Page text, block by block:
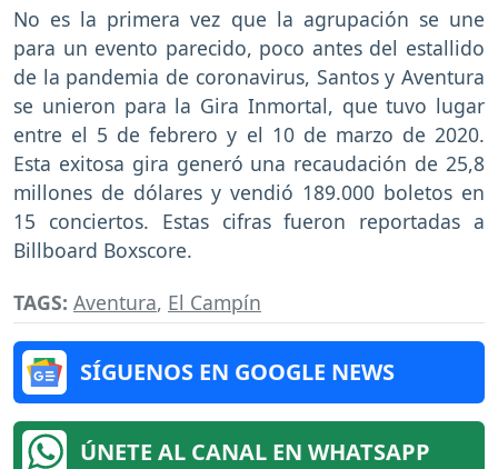
No es la primera vez que la agrupación se une
para un evento parecido, poco antes del estallido
de la pandemia de coronavirus, Santos y Aventura
se unieron para la Gira Inmortal, que tuvo lugar
entre el 5 de febrero y el 10 de marzo de 2020.
Esta exitosa gira generó una recaudación de 25,8
millones de dólares y vendió 189.000 boletos en
15 conciertos. Estas cifras fueron reportadas a
Billboard Boxscore.
TAGS: Aventura, El Campín
SÍGUENOS EN GOOGLE NEWS
ÚNETE AL CANAL EN WHATSAPP